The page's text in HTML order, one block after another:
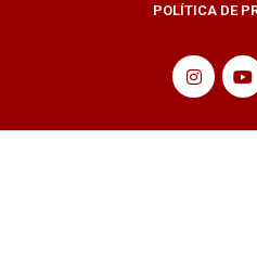
POLÍTICA DE